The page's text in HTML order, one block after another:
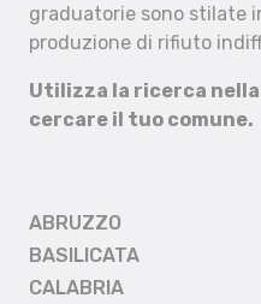
graduatorie sono stilate
produzione di rifiuto
Utilizza la ricerca
cercare il tuo comune.
ABRUZZO
BASILICATA
CALABRIA